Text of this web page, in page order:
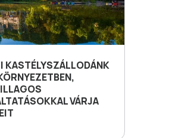
KASTÉLYSZÁLLODÁNK
VÁRJA